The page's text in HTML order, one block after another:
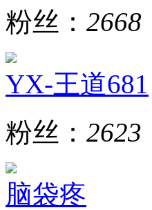
粉丝： 2668
YX-王道681
粉丝： 2623
脑袋疼